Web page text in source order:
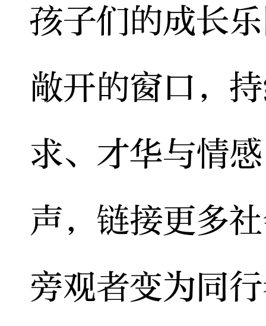
孩子们的成长
敞开的窗口，
求、才华与情
声，链接更多
旁观者变为同